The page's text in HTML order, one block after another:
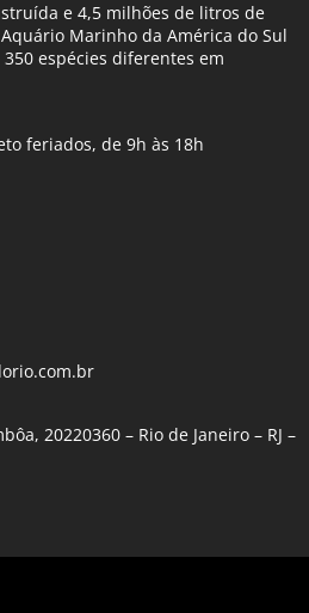
e 4,5 milhões de litros de
Marinho da América do Sul
espécies diferentes em
feriados, de 9h às 18h
20220360 – Rio de Janeiro – RJ –